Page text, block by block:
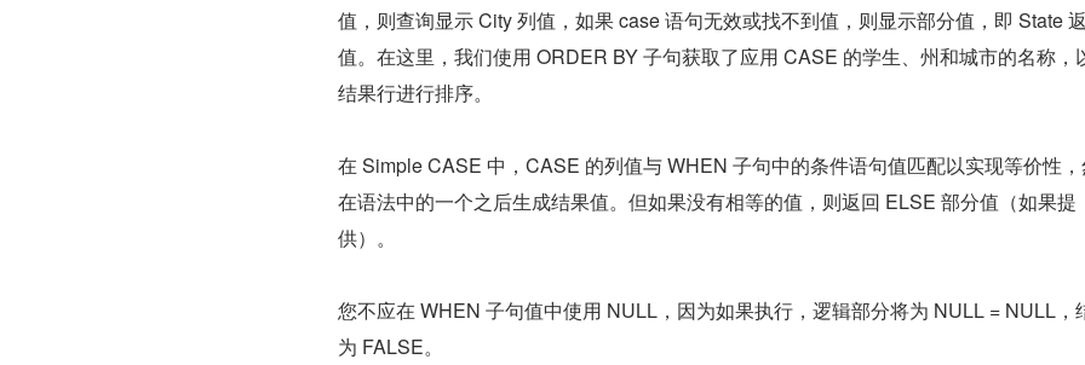
值，则查询显示 City 列值，如果 case 语句无效或找不到值，则显示部分值，即 State
值。在这里，我们使用 ORDER BY 子句获取了应用 CASE 的学生、州和城市的名称，
结果行进行排序。
在 Simple CASE 中，CASE 的列值与 WHEN 子句中的条件语句值匹配以实现等价性
在语法中的一个之后生成结果值。但如果没有相等的值，则返回 ELSE 部分值（如果提
供）。
您不应在 WHEN 子句值中使用 NULL，因为如果执行，逻辑部分将为 NULL = NULL，
为 FALSE。